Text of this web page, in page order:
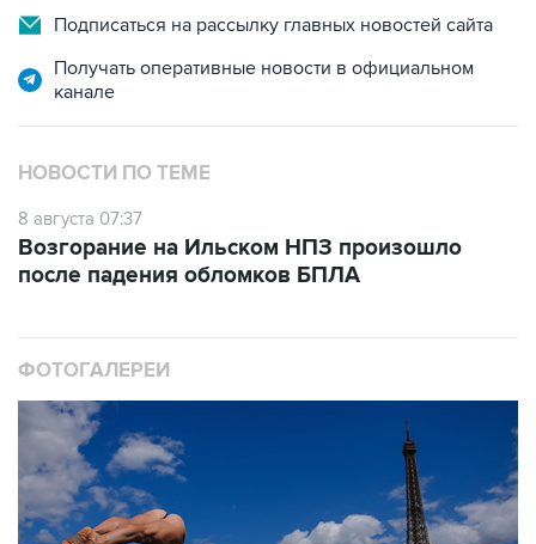
Подписаться на рассылку главных новостей сайта
Получать оперативные новости в официальном
канале
НОВОСТИ ПО ТЕМЕ
8 августа 07:37
Возгорание на Ильском НПЗ произошло
после падения обломков БПЛА
ФОТОГАЛЕРЕИ